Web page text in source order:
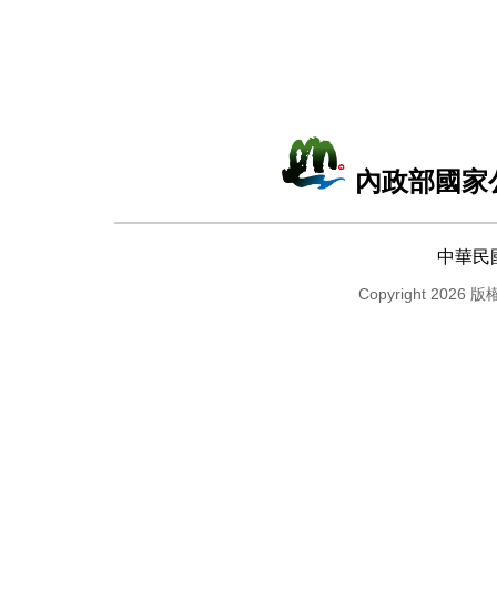
內政部國
中華民
Copyright 2026 版